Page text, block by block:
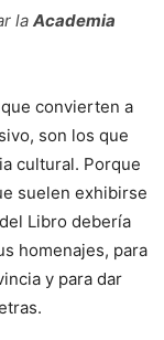
la Academia
convierten a
son los que
cultural. Porque
suelen exhibirse
Libro debería
homenajes, para
y para dar